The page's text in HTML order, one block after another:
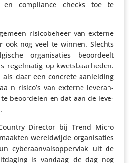
en compli­ance checks toe te
risi­co­be­heer van externe
ook nog veel te winnen. Slechts
orga­ni­sa­ties beoor­deelt
regel­matig op kwets­baar­heden.
als daar een concrete aanlei­ding
n risico’s van externe leve­ran­
beoor­delen en dat aan de leve­
Director bij Trend Micro
wereld­wijde orga­ni­sa­ties
cyber­aan­vals­op­per­vlak uit de
is vandaag de dag nog